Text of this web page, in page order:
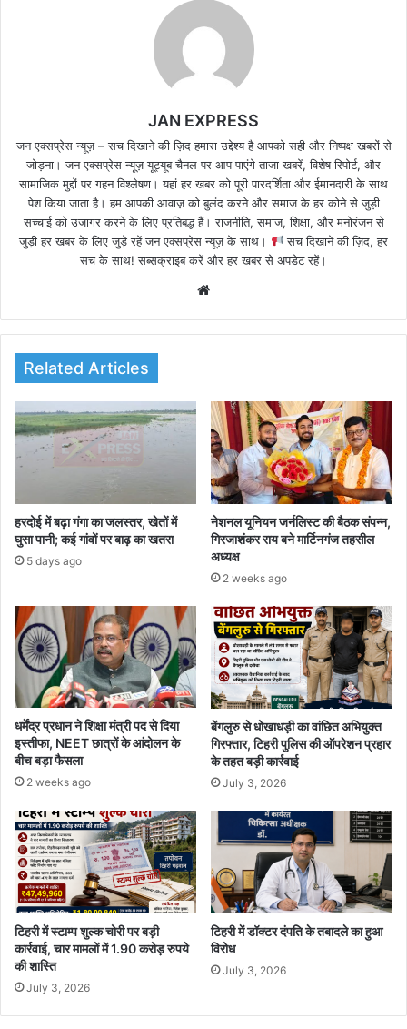
JAN EXPRESS
जन एक्सप्रेस न्यूज़ – सच दिखाने की ज़िद हमारा उद्देश्य है आपको सही और निष्पक्ष खबरों से
जोड़ना। जन एक्सप्रेस न्यूज़ यूट्यूब चैनल पर आप पाएंगे ताजा खबरें, विशेष रिपोर्ट, और
सामाजिक मुद्दों पर गहन विश्लेषण। यहां हर खबर को पूरी पारदर्शिता और ईमानदारी के साथ
पेश किया जाता है। हम आपकी आवाज़ को बुलंद करने और समाज के हर कोने से जुड़ी
सच्चाई को उजागर करने के लिए प्रतिबद्ध हैं। राजनीति, समाज, शिक्षा, और मनोरंजन से
जुड़ी हर खबर के लिए जुड़े रहें जन एक्सप्रेस न्यूज़ के साथ।
सच दिखाने की ज़िद, हर
सच के साथ! सब्सक्राइब करें और हर खबर से अपडेट रहें।
te
Related Articles
हरदोई में बढ़ा गंगा का जलस्तर, खेतों में
घुसा पानी; कई गांवों पर बाढ़ का खतरा
5 days ago
नेशनल यूनियन जर्नलिस्ट की बैठक संपन्न,
गिरजाशंकर राय बने मार्टिनगंज तहसील
अध्यक्ष
2 weeks ago
धर्मेंद्र प्रधान ने शिक्षा मंत्री पद से दिया
इस्तीफा, NEET छात्रों के आंदोलन के
बीच बड़ा फैसला
2 weeks ago
बेंगलुरु से धोखाधड़ी का वांछित अभियुक्त
गिरफ्तार, टिहरी पुलिस की ऑपरेशन प्रहार
के तहत बड़ी कार्रवाई
July 3, 2026
टिहरी में स्टाम्प शुल्क चोरी पर बड़ी
कार्रवाई, चार मामलों में 1.90 करोड़ रुपये
की शास्ति
July 3, 2026
टिहरी में डॉक्टर दंपति के तबादले का हुआ
विरोध
July 3, 2026